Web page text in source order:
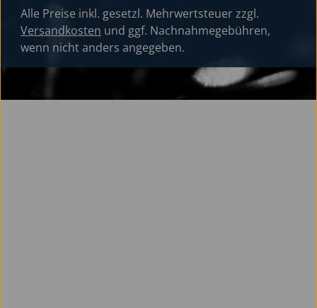
Alle Preise inkl. gesetzl. Mehrwertsteuer zzgl.
Versandkosten und ggf. Nachnahmegebühren,
wenn nicht anders angegeben.